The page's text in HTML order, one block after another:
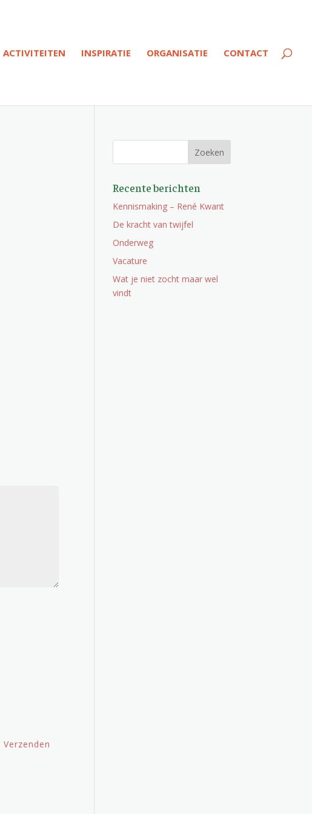
ACTIVITEITEN INSPIRATIE ORGANISATIE CONTACT
Recente berichten
Kennismaking – René Kwant
De kracht van twijfel
Onderweg
Vacature
Wat je niet zocht maar wel
vindt